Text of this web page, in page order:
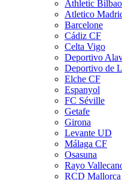
Athletic Bilbao
Atletico
Barcelone
Cádiz CF
Celta Vigo
Deportivo
Deportivo de
Elche CF
Espanyol
FC Séville
Getafe
Girona
Levante UD
Málaga CF
Osasuna
Rayo
RCD Mallorca